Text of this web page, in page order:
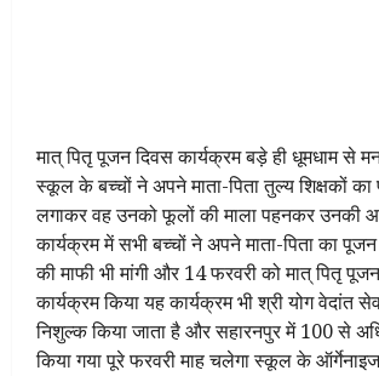
मात् पितृ पूजन दिवस कार्यक्रम बड़े ही धूमधाम से
स्कूल के बच्चों ने अपने माता-पिता तुल्य शिक्षकों
लगाकर वह उनको फूलों की माला पहनकर उनकी
कार्यक्रम में सभी बच्चों ने अपने माता-पिता का
की माफी भी मांगी और 14 फरवरी को मात् पितृ
कार्यक्रम किया यह कार्यक्रम भी श्री योग वेदांत
निशुल्क किया जाता है और सहारनपुर में 100 से
किया गया पूरे फरवरी माह चलेगा स्कूल के